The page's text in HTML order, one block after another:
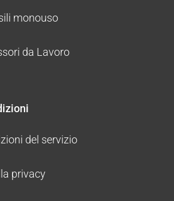
monouso
da Lavoro
del servizio
privacy